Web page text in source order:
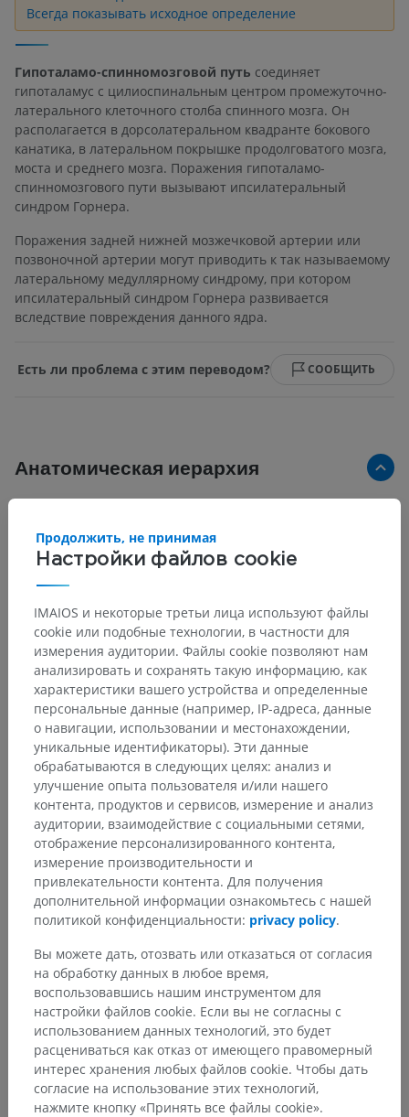
Всегда показывать исходное определение
Гипоталамо-спинномозговой путь соединяет
гипоталамус с цилиоспинальным центром промежуточно-
латерального клеточного столба спинного мозга. Он
располагается в дорсолатеральном квадранте бокового
канатика, в латеральном покрышке продолговатого мозга,
моста и среднего мозга. Поражения гипоталамо-
спинномозгового пути вызывают ипсилатеральный
синдром Горнера.
Поражения задней нижней мозжечковой артерии или
позвоночной артерии могут приводить к так называемому
латеральному медуллярному синдрому, при котором
ипсилатеральный синдром Горнера развивается
вследствие повреждения данного ядра.
Есть ли проблема с этим переводом? СООБЩИТЬ
Анатомическая иерархия
Системная анатомия> Нервная система
Центральная нервная система
Задний мозг; мост и мозжечок > Мост>
Покрышка моста> Белое вещество>
Гипоталамо-спинномозговой путь
Основные структуры:Нет анатомических терминов,
относящихся к этой части тела
Нейроанатомия человека
Переводы
Заметили ошибку?
Не стесняйтесь предложить поправку, свою версию
перевода или решение по улучшению контента.
Сообщить об ошибке
СКАЧАТЬ ПРИЛОЖЕНИЕ
Настройки файлов cookie
Продолжить, не принимая
IMAIOS и некоторые третьи лица используют файлы
cookie или подобные технологии, в частности для
измерения аудитории. Файлы cookie позволяют нам
анализировать и сохранять такую информацию, как
характеристики вашего устройства и определенные
персональные данные (например, IP-адреса, данные
о навигации, использовании и местонахождении,
уникальные идентификаторы). Эти данные
обрабатываются в следующих целях: анализ и
улучшение опыта пользователя и/или нашего
контента, продуктов и сервисов, измерение и анализ
аудитории, взаимодействие с социальными сетями,
отображение персонализированного контента,
измерение производительности и
привлекательности контента. Для получения
дополнительной информации ознакомьтесь с нашей
политикой конфиденциальности: privacy policy.
Вы можете дать, отозвать или отказаться от согласия
на обработку данных в любое время,
воспользовавшись нашим инструментом для
настройки файлов cookie. Если вы не согласны с
использованием данных технологий, это будет
расцениваться как отказ от имеющего правомерный
интерес хранения любых файлов cookie. Чтобы дать
согласие на использование этих технологий,
нажмите кнопку «Принять все файлы cookie».